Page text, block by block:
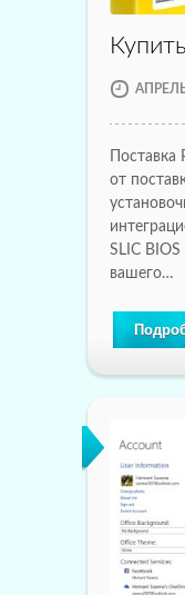
Поставка
от
SLIC
вашего…